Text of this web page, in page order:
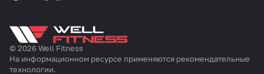
© 2026 Well Fitness
На информационном ресурсе применяются рекомендательные
технологии.